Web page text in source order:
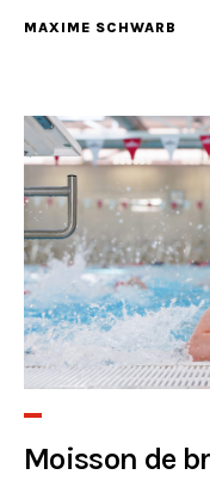
MAXIME SCHWARB
Moisson de